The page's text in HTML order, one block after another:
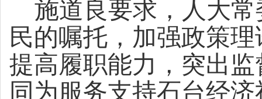
施道良要求，人大
民的嘱托，加强政策
提高履职能力，突出
同为服务支持石台经